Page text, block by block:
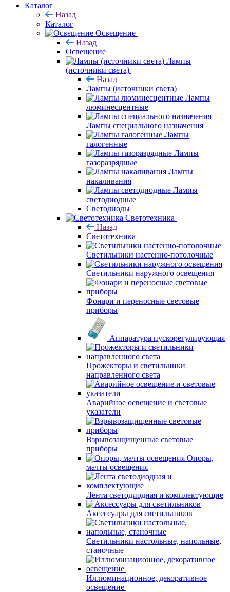
Каталог
Назад
Каталог
Освещение
Назад
Освещение
Лампы
(источники света)
Назад
Лампы (источники света)
Лампы
люминесцентные
Лампы специального назначения
Лампы
галогенные
Лампы
газоразрядные
Лампы
накаливания
Лампы
светодиодные
Светодиоды
Светотехника
Назад
Светотехника
Светильники настенно-потолочные
Светильники наружного освещения
Фонари и переносные световые
приборы
Аппаратура пускорегулирующая
Прожекторы и светильники
направленного света
Аварийное освещение и световые
указатели
Взрывозащищенные световые
приборы
Опоры,
мачты освещения
Лента светодиодная и комплектующие
Аксессуары для светильников
Светильники настольные, напольные,
станочные
Иллюминационное, декоративное
освещение